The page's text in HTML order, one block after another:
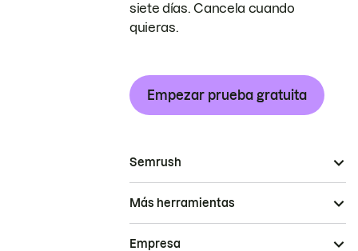
siete días. Cancela cuando
quieras.
Empezar prueba gratuita
Semrush
Más herramientas
Empresa